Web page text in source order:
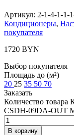
Артикул: 2-1-4-1-1-
Кондиционеры,
покупателя
1720 BYN
Выбор покупателя
Площадь до (м²)
20 25 35 50 70
Заказать
Количество
CSDH-09DA-OUT
В корзину